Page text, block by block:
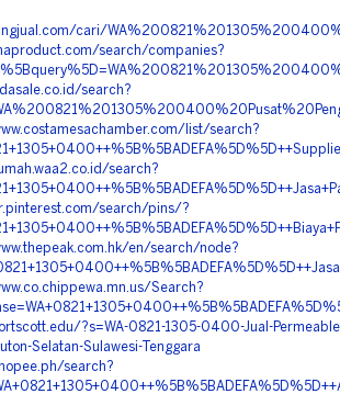
cari/
search/companies?
search?
list/search?
search?
search/pins/?
en/search/node?
Search?
?s=WA-0821-1305-0400-Jual-
Selatan-Sulawesi-Tenggara
search?